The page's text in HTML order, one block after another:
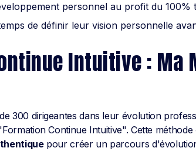
personnel au profit du 100%
de définir leur vision personnelle
Intuitive : Ma
300 dirigeantes dans leur évolution
Continue Intuitive". Cette méthode
pour créer un parcours